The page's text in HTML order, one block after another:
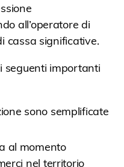
all’operatore di
cassa significative.
seguenti importanti
sono semplificate
al momento
nel territorio